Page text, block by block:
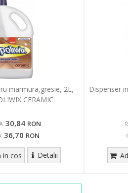
marmura,gresie, 2L,
CERAMIC
30,84 RON
36,70 RON
in cos Detalii
Dispenser